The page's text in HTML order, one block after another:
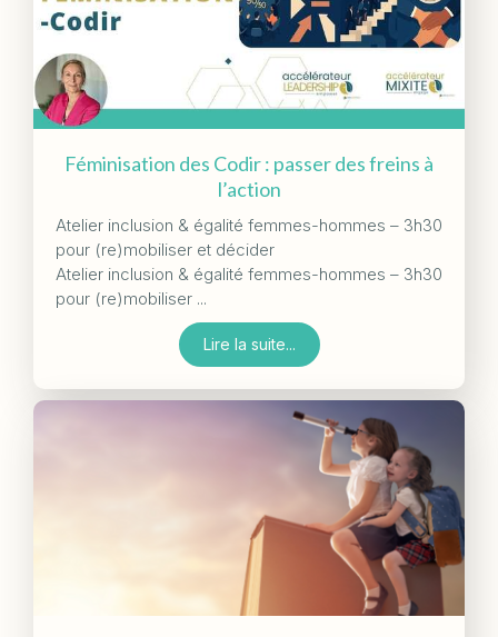
Féminisation des Codir : passer des freins à
l’action
Atelier inclusion & égalité femmes-hommes – 3h30
pour (re)mobiliser et décider
Atelier inclusion & égalité femmes-hommes – 3h30
pour (re)mobiliser ...
Lire la suite...